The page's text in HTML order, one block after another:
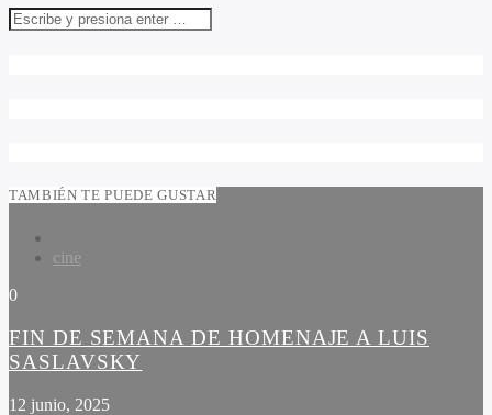
TAMBIÉN TE PUEDE GUSTAR
cine
0
FIN DE SEMANA DE HOMENAJE A LUIS
SASLAVSKY
12 junio, 2025